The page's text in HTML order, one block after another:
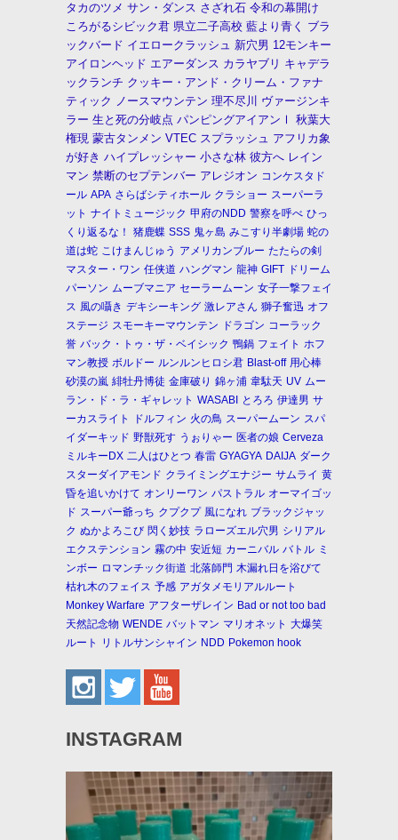
タカのツメ サン・ダンス さざれ石 令和の幕開け
ころがるシビック君 県立二子高校 藍より青く ブラ
ックバード イエロークラッシュ 新穴男 12モンキー
アイロンヘッド エアーダンス カラヤブリ キャデラ
ックランチ クッキー・アンド・クリーム・ファナ
ティック ノースマウンテン 理不尽川
ヴァージンキ
ラー 生と死の分岐点 パンピングアイアンⅠ
秋葉大
権現 蒙古タンメン VTEC スプラッシュ アフリカ象
が好き ハイプレッシャー 小さな林 彼方へ レイン
マン 禁断のセプテンバー アレジオン コンケスタド
ール APA さらばシティホール クラショー スーパーラ
ット ナイトミュージック 甲府のNDD 警察を呼べ ひっ
くり返るな！
猪鹿蝶 SSS 鬼ヶ島 みこすり半劇場 蛇の
道は蛇 こけまんじゅう アメリカンブルー たたらの剣
マスター・ワン 任侠道 ハングマン 龍神 GIFT ドリーム
パーソン ムーブマニア セーラームーン 女子一撃フェイ
ス 風の囁き デキシーキング 激レアさん 獅子奮迅 オフ
ステージ スモーキーマウンテン ドラゴン コーラック
誉 バック・トゥ・ザ・ベイシック 鴨鍋 フェイト ホフ
マン教授 ボルドー ルンルンヒロシ君 Blast-off 用心棒
砂漠の嵐 緋牡丹博徒 金庫破り 錦ヶ浦 韋駄天 UV ムー
ラン・ド・ラ・ギャレット WASABI とろろ 伊達男 サ
ーカスライト
ドルフィン 火の鳥 スーパームーン スパ
イダーキッド 野獣死す うぉりゃー 医者の娘 Cerveza
ミルキーDX 二人はひとつ 春雷 GYAGYA DAIJA ダーク
スターダイアモンド クライミングエナジー サムライ 黄
昏を追いかけて オンリーワン パストラル オーマイゴッ
ド スーパー爺っち クプクプ 風になれ ブラックジャッ
ク ぬかよろこび 閃く妙技 ラローズエル穴男 シリアル
エクステンション 霧の中 安近短 カーニバル バトル ミ
ンボー ロマンチック街道 北落師門 木漏れ日を浴びて
枯れ木のフェイス 予感 アガタメモリアルルート
Monkey Warfare アフターザレイン Bad or not too bad
天然記念物 WENDE バットマン マリオネット 大爆笑
ルート
リトルサンシャイン NDD Pokemon hook
INSTAGRAM